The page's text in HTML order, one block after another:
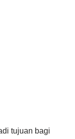
tujuan bagi